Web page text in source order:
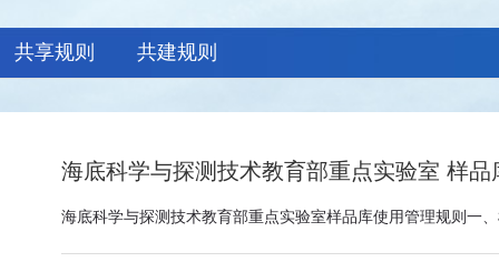
共享规则 共建规则
海底科学与探测技术教育部重点实验室 样品
海底科学与探测技术教育部重点实验室样品库使用管理规则一